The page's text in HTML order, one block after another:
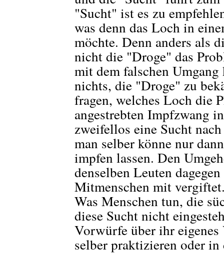
"Sucht" ist es zu
was denn das Loch in
möchte. Denn anders als
nicht die "Droge" das
mit dem falschen
nichts, die "Droge" zu
fragen, welches Loch die
angestrebten Impfzwang
zweifellos eine Sucht
man selber könne nur
impfen lassen. Den
denselben Leuten
Mitmenschen mit
Was Menschen tun, die
diese Sucht nicht
Vorwürfe über ihr
selber praktizieren oder